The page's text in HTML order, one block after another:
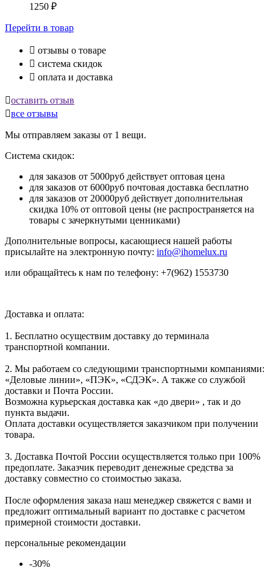
1250 ₽
Перейти в товар
 отзывы о товаре
 система скидок
 оплата и доставка
оставить отзыв
все отзывы
Мы отправляем заказы от 1 вещи.
Система скидок:
для заказов от 5000руб действует оптовая цена
для заказов от 6000руб почтовая доставка бесплатно
для заказов от 20000руб действует дополнительная
скидка 10% от оптовой цены (не распространяется на
товары с зачеркнутыми ценниками)
Дополнительные вопросы, касающиеся нашей работы
присылайте на электронную почту: info@ihomelux.ru
или обращайтесь к нам по телефону: +7(962) 1553730
Доставка и оплата:
1. Бесплатно осуществим доставку до терминала
транспортной компании.
2. Мы работаем со следующими транспортными компаниями:
«Деловые линии», «ПЭК», «СДЭК». А также со службой
доставки и Почта России.
Возможна курьерская доставка как «до двери» , так и до
пункта выдачи.
Оплата доставки осуществляется заказчиком при получении
товара.
3. Доставка Почтой России осуществляется только при 100%
предоплате. Заказчик переводит денежные средства за
доставку совместно со стоимостью заказа.
После оформления заказа наш менеджер свяжется с вами и
предложит оптимальный вариант по доставке с расчетом
примерной стоимости доставки.
персональные рекомендации
-30%